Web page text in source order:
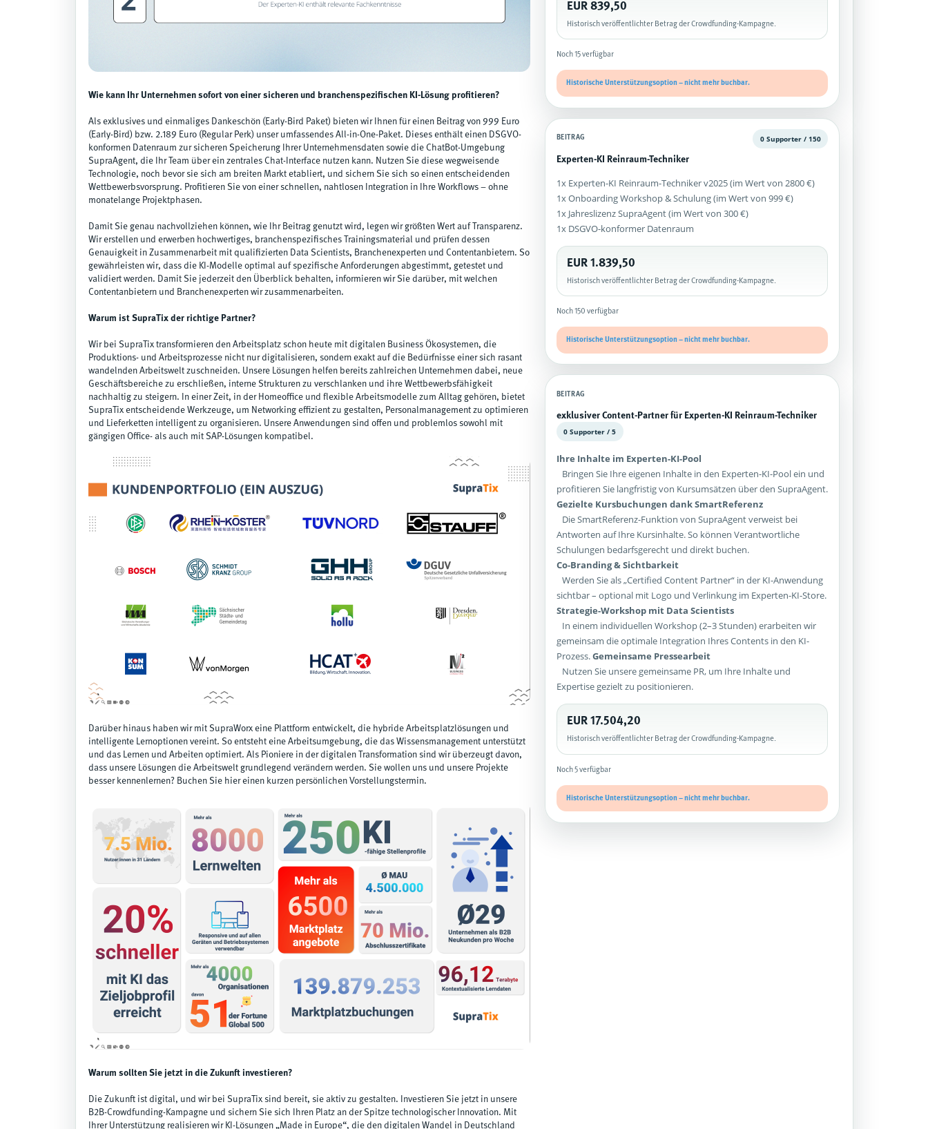
Wie kann Ihr Unternehmen sofort von einer sicheren und branchenspezifischen KI-Lösung profitieren?
Als exklusives und einmaliges Dankeschön (Early-Bird Paket) bieten wir Ihnen für einen Beitrag von 999 Euro
(Early-Bird) bzw. 2.189 Euro (Regular Perk) unser umfassendes All-in-One-Paket. Dieses enthält einen DSGVO-
konformen Datenraum zur sicheren Speicherung Ihrer Unternehmensdaten sowie die ChatBot-Umgebung
SupraAgent, die Ihr Team über ein zentrales Chat-Interface nutzen kann. Nutzen Sie diese wegweisende
Technologie, noch bevor sie sich am breiten Markt etabliert, und sichern Sie sich so einen entscheidenden
Wettbewerbsvorsprung. Profitieren Sie von einer schnellen, nahtlosen Integration in Ihre Workflows – ohne
monatelange Projektphasen.
Damit Sie genau nachvollziehen können, wie Ihr Beitrag genutzt wird, legen wir größten Wert auf Transparenz.
Wir erstellen und erwerben hochwertiges, branchenspezifisches Trainingsmaterial und prüfen dessen
Genauigkeit in Zusammenarbeit mit qualifizierten Data Scientists, Branchenexperten und Contentanbietern. So
gewährleisten wir, dass die KI-Modelle optimal auf spezifische Anforderungen abgestimmt, getestet und
validiert werden. Damit Sie jederzeit den Überblick behalten, informieren wir Sie darüber, mit welchen
Contentanbietern und Branchenexperten wir zusammenarbeiten.
Warum ist SupraTix der richtige Partner?
Wir bei SupraTix transformieren den Arbeitsplatz schon heute mit digitalen Business Ökosystemen, die
Produktions- und Arbeitsprozesse nicht nur digitalisieren, sondern exakt auf die Bedürfnisse einer sich rasant
wandelnden Arbeitswelt zuschneiden. Unsere Lösungen helfen bereits zahlreichen Unternehmen dabei, neue
Geschäftsbereiche zu erschließen, interne Strukturen zu verschlanken und ihre Wettbewerbsfähigkeit
nachhaltig zu steigern. In einer Zeit, in der Homeoffice und flexible Arbeitsmodelle zum Alltag gehören, bietet
SupraTix entscheidende Werkzeuge, um Networking effizient zu gestalten, Personalmanagement zu optimieren
und Lieferketten intelligent zu organisieren. Unsere Anwendungen sind offen und problemlos sowohl mit
gängigen Office- als auch mit SAP-Lösungen kompatibel.
Darüber hinaus haben wir mit SupraWorx eine Plattform entwickelt, die hybride Arbeitsplatzlösungen und
intelligente Lernoptionen vereint. So entsteht eine Arbeitsumgebung, die das Wissensmanagement unterstützt
und das Lernen und Arbeiten optimiert. Als Pioniere in der digitalen Transformation sind wir überzeugt davon,
dass unsere Lösungen die Arbeitswelt grundlegend verändern werden. Sie wollen uns und unsere Projekte
besser kennenlernen? Buchen Sie hier einen kurzen persönlichen Vorstellungstermin.
Warum sollten Sie jetzt in die Zukunft investieren?
Die Zukunft ist digital, und wir bei SupraTix sind bereit, sie aktiv zu gestalten. Investieren Sie jetzt in unsere
B2B-Crowdfunding-Kampagne und sichern Sie sich Ihren Platz an der Spitze technologischer Innovation. Mit
Ihrer Unterstützung realisieren wir KI-Lösungen „Made in Europe“, die den digitalen Wandel in Deutschland
EUR 839,50
Historisch veröffentlichter Betrag der Crowdfunding-Kampagne.
Noch 15 verfügbar
Historische Unterstützungsoption – nicht mehr buchbar.
BEITRAG
Experten-KI Reinraum-Techniker
0 Supporter / 150
1x Experten-KI Reinraum-Techniker v2025 (im Wert von 2800 €)
1x Onboarding Workshop & Schulung (im Wert von 999 €)
1x Jahreslizenz SupraAgent (im Wert von 300 €)
1x DSGVO-konformer Datenraum
EUR 1.839,50
Historisch veröffentlichter Betrag der Crowdfunding-Kampagne.
Noch 150 verfügbar
Historische Unterstützungsoption – nicht mehr buchbar.
BEITRAG
exklusiver Content-Partner für Experten-KI Reinraum-Techniker
0 Supporter / 5
Ihre Inhalte im Experten-KI-Pool
Bringen Sie Ihre eigenen Inhalte in den Experten-KI-Pool ein und
profitieren Sie langfristig von Kursumsätzen über den SupraAgent.
Gezielte Kursbuchungen dank SmartReferenz
Die SmartReferenz-Funktion von SupraAgent verweist bei
Antworten auf Ihre Kursinhalte. So können Verantwortliche
Schulungen bedarfsgerecht und direkt buchen.
Co-Branding & Sichtbarkeit
Werden Sie als „Certified Content Partner“ in der KI-Anwendung
sichtbar – optional mit Logo und Verlinkung im Experten-KI-Store.
Strategie-Workshop mit Data Scientists
In einem individuellen Workshop (2–3 Stunden) erarbeiten wir
gemeinsam die optimale Integration Ihres Contents in den KI-
Prozess.Gemeinsame Pressearbeit
Nutzen Sie unsere gemeinsame PR, um Ihre Inhalte und
Expertise gezielt zu positionieren.
EUR 17.504,20
Historisch veröffentlichter Betrag der Crowdfunding-Kampagne.
Noch 5 verfügbar
Historische Unterstützungsoption – nicht mehr buchbar.